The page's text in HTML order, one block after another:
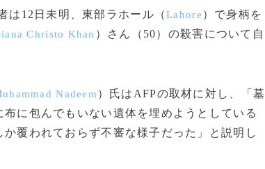
は12日未明、東部ラホール（Lahore ）で身柄を
Christo Khan ）さん（50）の殺害について自
Nadeem ）氏はAFPの取材に対し、「墓
に包んでもいない遺体を埋めようとしている
覆われておらず不審な様子だった」と説明し